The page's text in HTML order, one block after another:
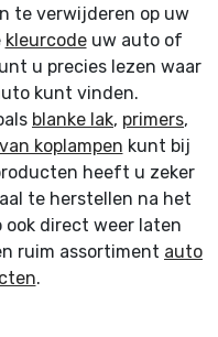
te verwijderen op uw
kleurcodeuw auto of
u precies lezen waar
kunt vinden.
blanke lak, primers,
koplampen kunt bij
heeft u zeker
te herstellen na het
ook direct weer laten
ruim assortiment auto
.